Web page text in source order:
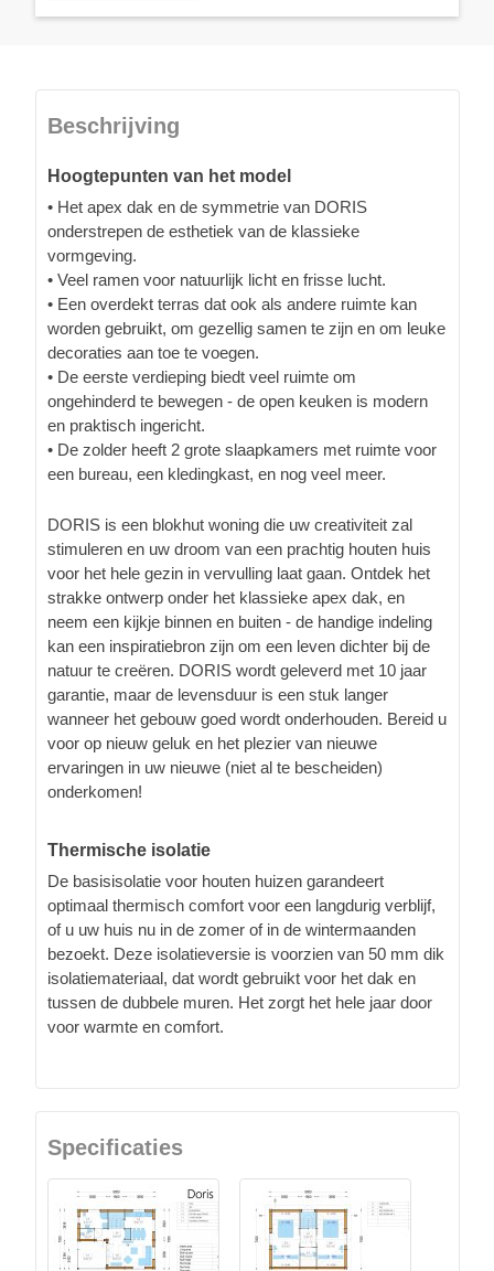
Beschrijving
Hoogtepunten van het model
• Het apex dak en de symmetrie van DORIS
onderstrepen de esthetiek van de klassieke
vormgeving.
• Veel ramen voor natuurlijk licht en frisse lucht.
• Een overdekt terras dat ook als andere ruimte kan
worden gebruikt, om gezellig samen te zijn en om leuke
decoraties aan toe te voegen.
• De eerste verdieping biedt veel ruimte om
ongehinderd te bewegen - de open keuken is modern
en praktisch ingericht.
• De zolder heeft 2 grote slaapkamers met ruimte voor
een bureau, een kledingkast, en nog veel meer.
DORIS is een blokhut woning die uw creativiteit zal
stimuleren en uw droom van een prachtig houten huis
voor het hele gezin in vervulling laat gaan. Ontdek het
strakke ontwerp onder het klassieke apex dak, en
neem een kijkje binnen en buiten - de handige indeling
kan een inspiratiebron zijn om een leven dichter bij de
natuur te creëren. DORIS wordt geleverd met 10 jaar
garantie, maar de levensduur is een stuk langer
wanneer het gebouw goed wordt onderhouden. Bereid u
voor op nieuw geluk en het plezier van nieuwe
ervaringen in uw nieuwe (niet al te bescheiden)
onderkomen!
Thermische isolatie
De basisisolatie voor houten huizen garandeert
optimaal thermisch comfort voor een langdurig verblijf,
of u uw huis nu in de zomer of in de wintermaanden
bezoekt. Deze isolatieversie is voorzien van 50 mm dik
isolatiemateriaal, dat wordt gebruikt voor het dak en
tussen de dubbele muren. Het zorgt het hele jaar door
voor warmte en comfort.
Specificaties